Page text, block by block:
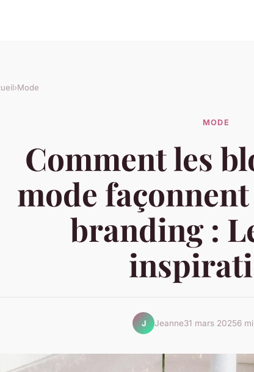
›Mode
MODE
Comment les
mode
branding :
J Jeanne31 mars 20256